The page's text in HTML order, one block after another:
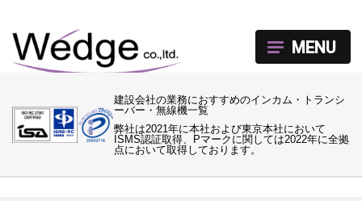
建設会社の業務におすすめのインカム・トランシ
ーバー・無線機一覧
弊社は2021年に本社および東京本社において
ISMS認証取得、Pマークに関しては2022年に全拠
点において取得しております。
MENU